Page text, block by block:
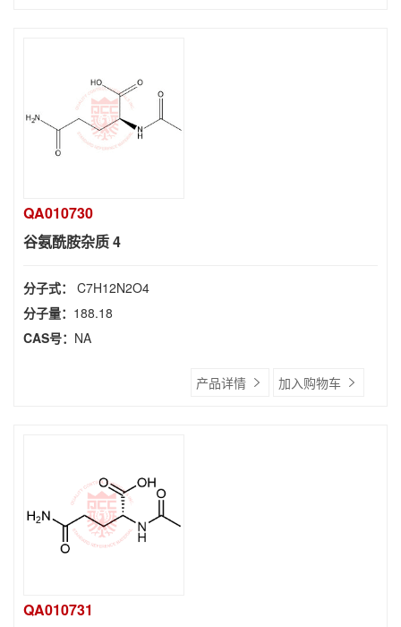
QA010730
谷氨酰胺杂质 4
分子式： C7H12N2O4
分子量： 188.18
CAS号： NA
产品详情 加入购物车
QA010731